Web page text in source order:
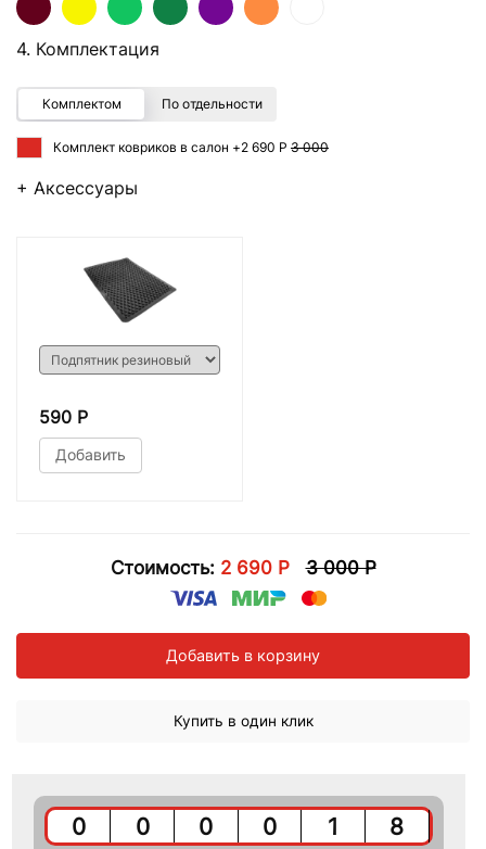
4. Комплектация
Комплектом По отдельности
Комплект ковриков в салон +2 690 Р 3 000
+ Аксессуары
590 Р
Добавить
Стоимость: 2 690 Р 3 000 Р
Добавить в корзину
Купить в один клик
0 0 0 0 1 8